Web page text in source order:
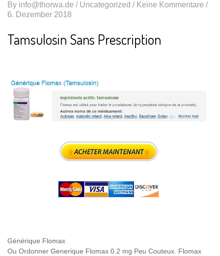
By info@thorwa.de / Uncategorized / Keine Kommentare /
6. Dezember 2018
Tamsulosin Sans Prescription
Générique Flomax
Ou Ordonner Generique Flomax 0.2 mg Peu Couteux. Flomax